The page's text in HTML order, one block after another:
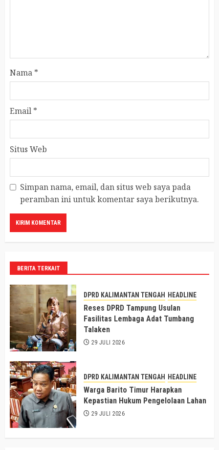
Nama *
Email *
Situs Web
Simpan nama, email, dan situs web saya pada
peramban ini untuk komentar saya berikutnya.
BERITA TERKAIT
DPRD KALIMANTAN TENGAH HEADLINE
Reses DPRD Tampung Usulan
Fasilitas Lembaga Adat Tumbang
Talaken
29 JULI 2026
DPRD KALIMANTAN TENGAH HEADLINE
Warga Barito Timur Harapkan
Kepastian Hukum Pengelolaan Lahan
29 JULI 2026